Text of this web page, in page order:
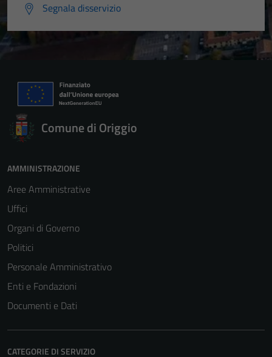
Segnala disservizio
Comune di Origgio
AMMINISTRAZIONE
Aree Amministrative
Uffici
Organi di Governo
Politici
Personale Amministrativo
Enti e Fondazioni
Documenti e Dati
CATEGORIE DI SERVIZIO